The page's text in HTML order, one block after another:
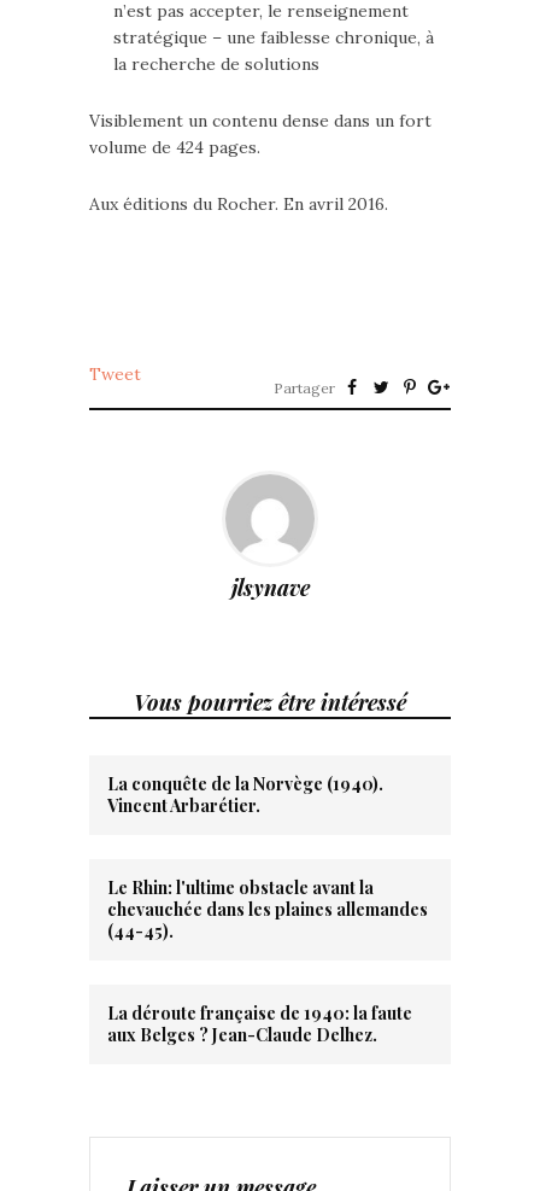
n’est pas accepter, le renseignement
stratégique – une faiblesse chronique, à
la recherche de solutions
Visiblement un contenu dense dans un fort
volume de 424 pages.
Aux éditions du Rocher. En avril 2016.
Tweet
Partager
jlsynave
Vous pourriez être intéressé
La conquête de la Norvège (1940).
Vincent Arbarétier.
Le Rhin: l'ultime obstacle avant la
chevauchée dans les plaines allemandes
(44-45).
La déroute française de 1940: la faute
aux Belges ? Jean-Claude Delhez.